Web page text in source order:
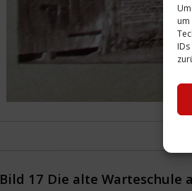
Bild 17 Die alte Warteschule